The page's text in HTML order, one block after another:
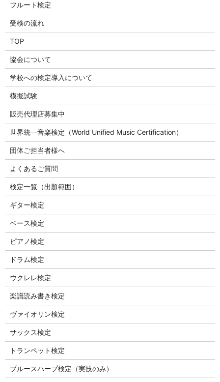
フルート検定
受検の流れ
TOP
協会について
学校への検定導入について
模擬試験
販売代理店募集中
世界統一音楽検定（World Unified Music Certification）
団体ご担当者様へ
よくあるご質問
検定一覧（出題範囲）
ギター検定
ベース検定
ピアノ検定
ドラム検定
ウクレレ検定
楽譜読み書き検定
ヴァイオリン検定
サックス検定
トランペット検定
ブルースハープ検定（実技のみ）